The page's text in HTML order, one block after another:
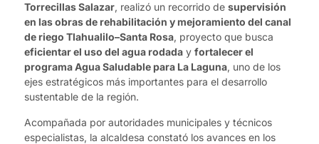
Torrecillas Salazar, realizó un recorrido de supervisión
en las obras de rehabilitación y mejoramiento del canal
de riego Tlahualilo–Santa Rosa, proyecto que busca
eficientar el uso del agua rodada y fortalecer el
programa Agua Saludable para La Laguna, uno de los
ejes estratégicos más importantes para el desarrollo
sustentable de la región.
Acompañada por autoridades municipales y técnicos
especialistas, la alcaldesa constató los avances en los